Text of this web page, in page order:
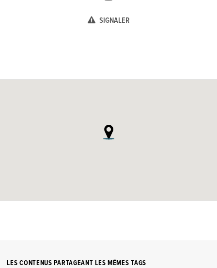
SIGNALER
LES CONTENUS PARTAGEANT LES MÊMES TAGS